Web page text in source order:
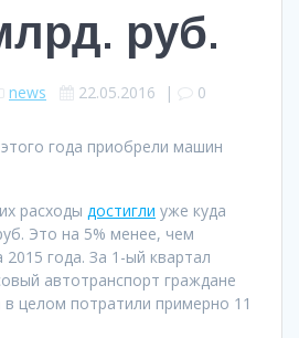
руб.
news 22.05.2016 | 0
года приобрели машин
расходы достигли уже куда
Это на 5% менее, чем
года. За 1-ый квартал
автотранспорт граждане
в целом потратили примерно 11